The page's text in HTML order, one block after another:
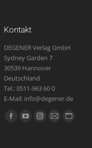
Kontakt
DEGENER Verlag GmbH
Sydney Garden 7
30539 Hannover
Deutschland
Tel.: 0511-963 60 0
E-Mail: info@degener.de
Finden Sie uns auf:
FacebookYouTubeInstagram
E-
Website